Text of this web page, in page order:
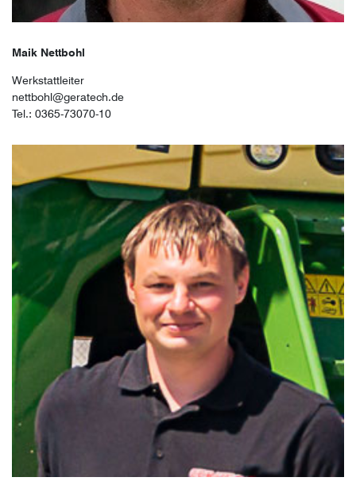
Maik Nettbohl
Werkstattleiter
nettbohl@geratech.de
Tel.: 0365-73070-10